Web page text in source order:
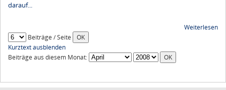
darauf...
Weiterlesen
Beiträge / Seite
Kurztext ausblenden
Beiträge aus diesem Monat: